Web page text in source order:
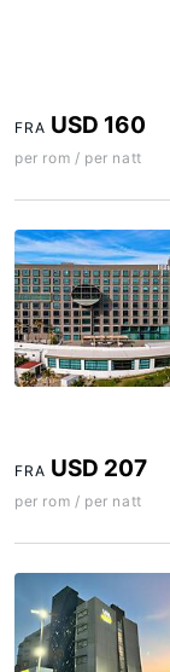
FRA USD 160
per rom / per natt
FRA USD 207
per rom / per natt